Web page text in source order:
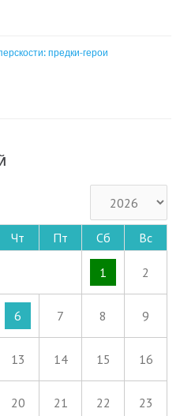
предки-герои
Чт Пт Сб Вс
1 2
6 7 8 9
13 14 15 16
20 21 22 23